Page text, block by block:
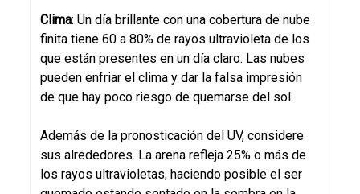
Clima: Un día brillante con una cobertura de nube
finita tiene 60 a 80% de rayos ultravioleta de los
que están presentes en un día claro. Las nubes
pueden enfriar el clima y dar la falsa impresión
de que hay poco riesgo de quemarse del sol.
Además de la pronosticación del UV, considere
sus alrededores. La arena refleja 25% o más de
los rayos ultravioletas, haciendo posible el ser